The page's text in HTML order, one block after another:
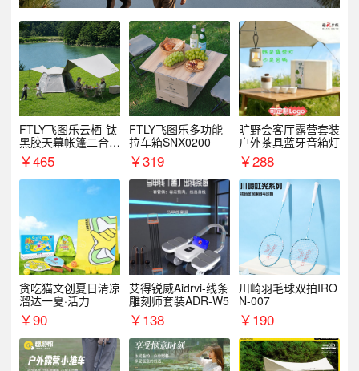
FTLY飞图乐云栖-钛
黑胶天幕帐篷二合一
TMTZ0201
￥465
FTLY飞图乐多功能
拉车箱SNX0200
￥319
旷野会客厅露营套装
户外茶具蓝牙音箱灯
￥288
贪吃猫文创夏日清凉
溜达一夏·活力
￥90
艾得锐威Aidrvi-线条
雕刻师套装ADR-W5
￥138
川崎羽毛球双拍IRO
N-007
￥190